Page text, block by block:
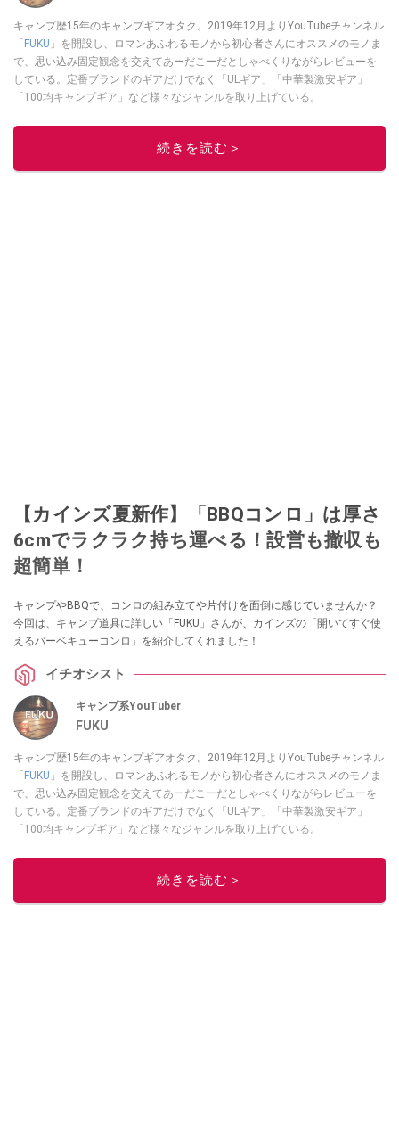
キャンプ歴15年のキャンプギアオタク。2019年12月よりYouTubeチャンネル
「FUKU 」を開設し、ロマンあふれるモノから初心者さんにオススメのモノま
で、思い込み固定観念を交えてあーだこーだとしゃべくりながらレビューを
している。定番ブランドのギアだけでなく「ULギア」「中華製激安ギア」
「100均キャンプギア」など様々なジャンルを取り上げている。
このイチオシストの他の記事を読む
続きを読む＞
【カインズ夏新作】「BBQコンロ」は厚さ
6cmでラクラク持ち運べる！設営も撤収も
超簡単！
キャンプやBBQで、コンロの組み立てや片付けを面倒に感じていませんか？
今回は、キャンプ道具に詳しい「FUKU」さんが、カインズの「開いてすぐ使
えるバーベキューコンロ」を紹介してくれました！
イチオシスト
キャンプ系YouTuber
FUKU
キャンプ歴15年のキャンプギアオタク。2019年12月よりYouTubeチャンネル
「FUKU 」を開設し、ロマンあふれるモノから初心者さんにオススメのモノま
で、思い込み固定観念を交えてあーだこーだとしゃべくりながらレビューを
している。定番ブランドのギアだけでなく「ULギア」「中華製激安ギア」
「100均キャンプギア」など様々なジャンルを取り上げている。
このイチオシストの他の記事を読む
続きを読む＞